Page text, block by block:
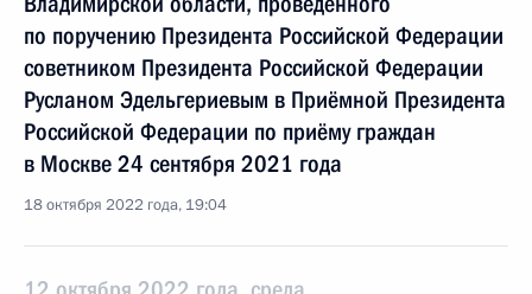
по поручению Президента Российской Федерации
советником Президента Российской Федерации
Русланом Эдельгериевым в Приёмной Президента
Российской Федерации по приёму граждан
в Москве 24 сентября 2021 года
18 октября 2022 года, 19:04